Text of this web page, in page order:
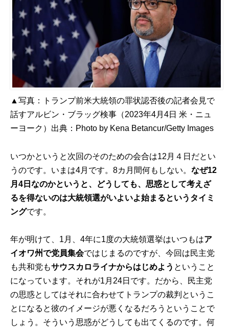
▲写真：トランプ前米大統領の罪状認否後の記者会見で
話すアルビン・ブラッグ検事（2023年4月4日 米・ニュ
ーヨーク）出典： Photo by Kena Betancur/Getty Images
いつかというと次回のそのための会合は12月４日だとい
うのです。いまは4月です。8カ月間何もしない。なぜ12
月4日なのかというと、どうしても、思惑として考えざ
るを得ないのは大統領選がいよいよ始まるというタイミ
ングです。
年が明けて、1月、4年に1度の大統領選挙はいつもはア
イオワ州で党員集会ではじまるのですが、今回は民主党
も共和党もサウスカロライナからはじめよう ということ
になっています。それが1月24日です。だから、民主党
の思惑としてはそれに合わせてトランプの裁判というこ
とになると彼のイメージが悪くなるだろうということで
しょう。そういう思惑がどうしても出てくるのです。何